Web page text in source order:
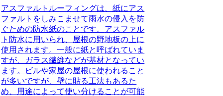
アスファルトルーフィングは、紙にアス
ファルトをしみこませて雨水の侵入を防
ぐための防水紙のこと です。 アスファル
ト防水に用いられ、屋根の野地板の上に
使用されます。一般に紙と呼ばれていま
すが、ガラス繊維などが基材となってい
ます。
ビルや家屋の屋根に使われること
が多いですが、壁に貼る工法もあるた
め、用途によって使い分けることが可能